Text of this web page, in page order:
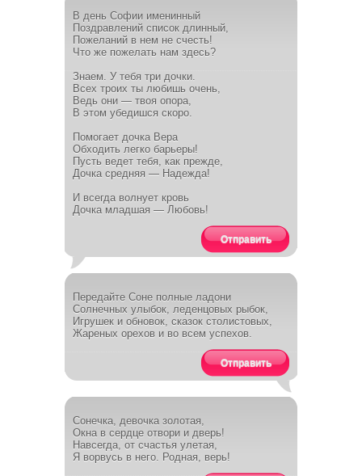
В день Софии именинный
Поздравлений список длинный,
Пожеланий в нем не счесть!
Что же пожелать нам здесь?
Знаем. У тебя три дочки.
Всех троих ты любишь очень,
Ведь они — твоя опора,
В этом убедишся скоро.
Помогает дочка Вера
Обходить легко барьеры!
Пусть ведет тебя, как прежде,
Дочка средняя — Надежда!
И всегда волнует кровь
Дочка младшая — Любовь!
Отправить
Передайте Соне полные ладони
Солнечных улыбок, леденцовых рыбок,
Игрушек и обновок, сказок столистовых,
Жареных орехов и во всем успехов.
Отправить
Сонечка, девочка золотая,
Окна в сердце отвори и дверь!
Навсегда, от счастья улетая,
Я ворвусь в него. Родная, верь!